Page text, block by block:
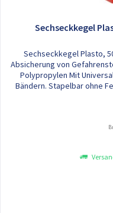
Sechseckkegel
Sechseckkegel Plasto,
Absicherung von
Polypropylen Mit
Bändern. Stapelbar ohne